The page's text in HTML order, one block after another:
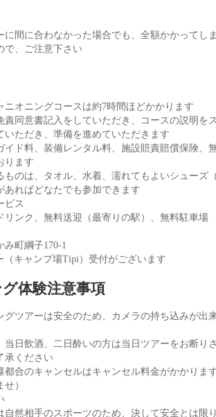
間に合わなかった場合でも、全額かかってし
で、ご注意下さい
ニオニングコースは約7時間ほどかかります
責同意書記入をしていただき、コースの説明を
いただき、準備を進めていただきます
イド料、装備レンタル料、施設賠責賠償保険、
ります
ものは、タオル、水着、濡れてもよいシューズ
あればどなたでも参加できます
ビス
リンク、無料送迎（最寄りの駅）、無料駐車場
町綱子170-1
（キャンプ場Tipi）受付がございます
体験注意事項
グツアーは安全のため、カメラの持ち込みが出
当日飲酒、二日酔いの方は当日ツアーをお断り
承ください
都合のキャンセルはキャンセル料金がかかりま
）
自然相手のスポーツのため、決して安全とは限